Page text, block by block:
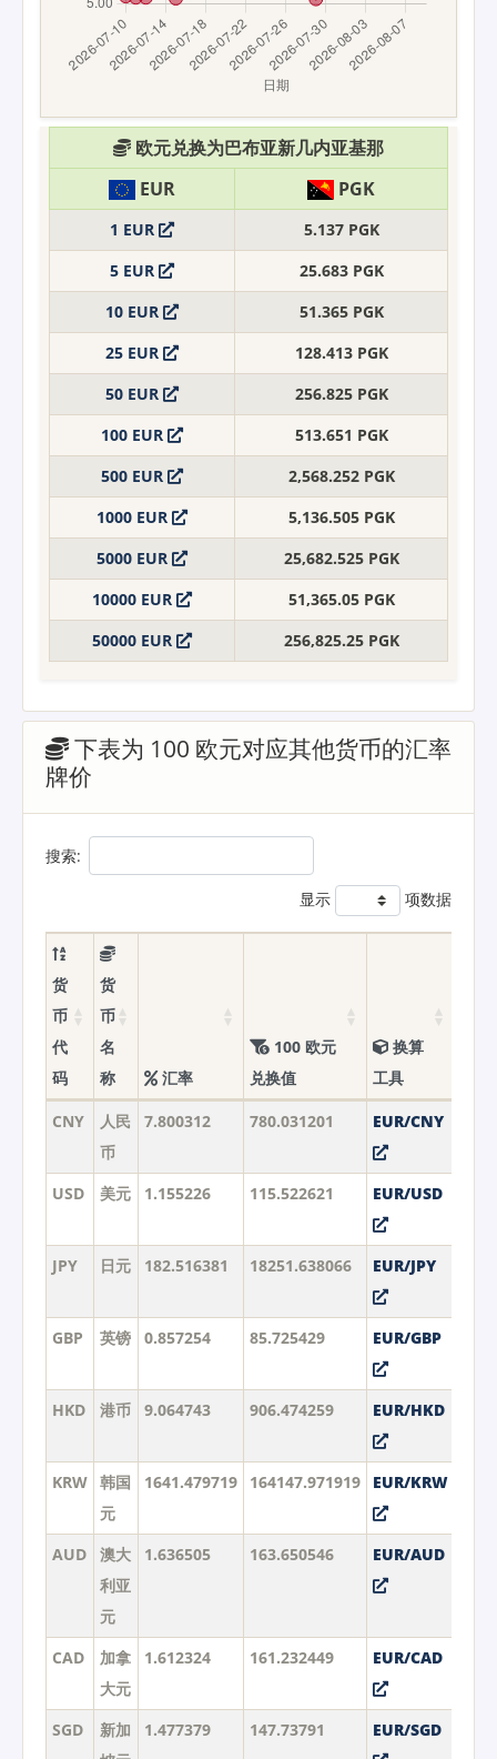
欧元兑换为巴布亚新几内亚基那
EUR
PGK
1 EUR
5.137 PGK
5 EUR
25.683 PGK
10 EUR
51.365 PGK
25 EUR
128.413 PGK
50 EUR
256.825 PGK
100 EUR
513.651 PGK
500 EUR
2,568.252 PGK
1000 EUR
5,136.505 PGK
5000 EUR
25,682.525 PGK
10000 EUR
51,365.05 PGK
50000 EUR
256,825.25 PGK
下表为 100 欧元对应其他货币的汇率
牌价
搜索:
显示 项数据
货
币
代
码
货
币
名
称
汇率
100 欧元
兑换值
换算
工具
CNY
人民
币
7.800312 780.031201 EUR/CNY
USD 美元 1.155226 115.522621 EUR/USD
JPY 日元 182.516381 18251.638066 EUR/JPY
GBP 英镑 0.857254 85.725429 EUR/GBP
HKD 港币 9.064743 906.474259 EUR/HKD
KRW 韩国
元
1641.479719 164147.971919 EUR/KRW
AUD
澳大
利亚
元
1.636505 163.650546 EUR/AUD
CAD
加拿
大元
1.612324 161.232449 EUR/CAD
SGD
新加
1.477379 147.73791 EUR/SGD